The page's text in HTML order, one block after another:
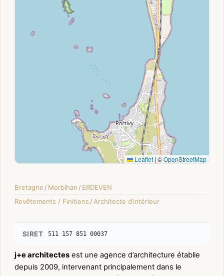
Leaflet| ©OpenStreetMap
Bretagne / Morbihan / ERDEVEN
Revêtements / Finitions / Architecte d’intérieur
SIRET 511 157 851 00037
j+e architectes est une agence d’architecture établie
depuis 2009, intervenant principalement dans le